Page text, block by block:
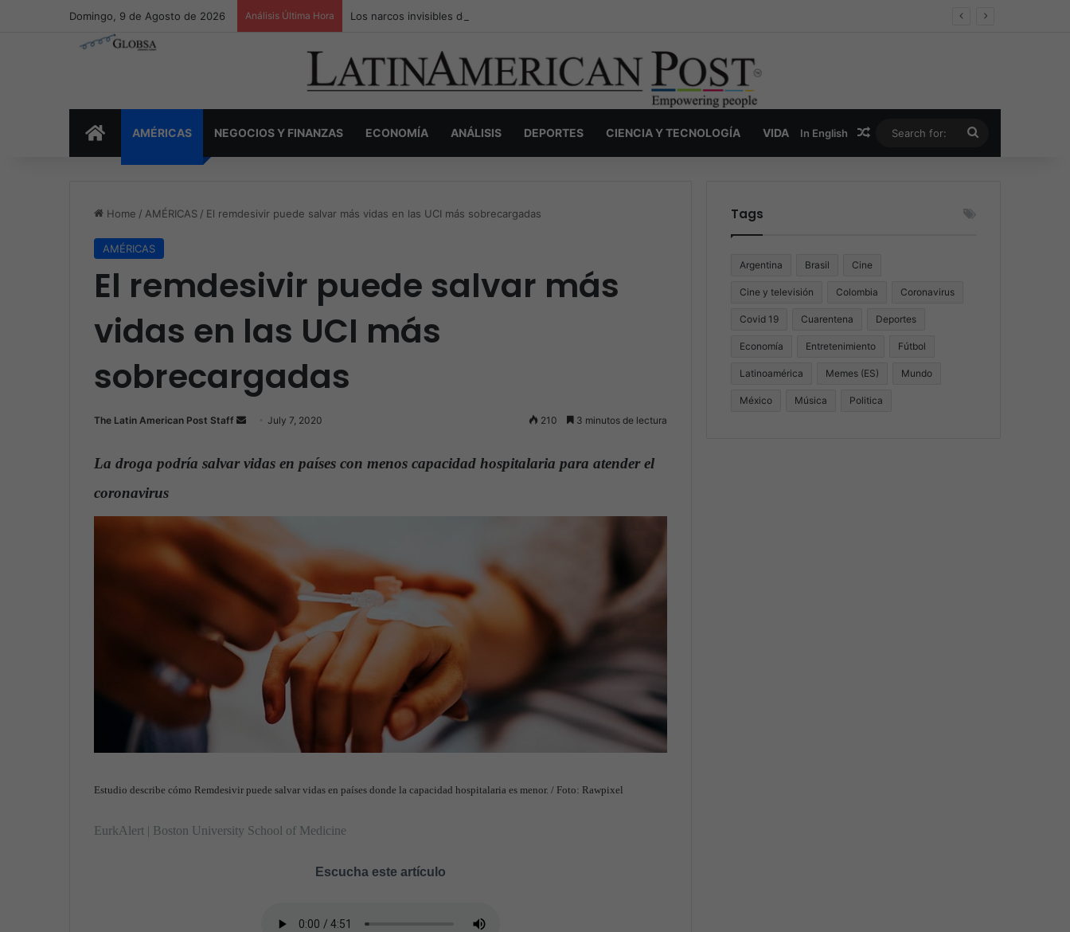
Domingo, 9 de Agosto de 2026 Análisis Última Hora Los narcos invisibles de Colombia: la guerra secreta por la verdad, el poder y la nueva economía de la droga
INICIOAMÉRICAS NEGOCIOS Y FINANZAS ECONOMÍA ANÁLISIS DEPORTES CIENCIA Y TECNOLOGÍA VIDA In English Random Article
for:
Home / AMÉRICAS / El remdesivir puede salvar más vidas en las UCI más sobrecargadas
AMÉRICAS
El remdesivir puede salvar más
vidas en las UCI más
sobrecargadas
The Latin American Post Staff
n
n
m
July 7, 2020 210 3 minutos de lectura
La droga podría salvar vidas en países con menos capacidad hospitalaria para atender el
coronavirus
Estudio describe cómo Remdesivir puede salvar vidas en países donde la capacidad hospitalaria es menor. / Foto: Rawpixel
EurkAlert | Boston University School of Medicine
Escucha este artículo
Tags
Argentina Brasil Cine
Cine y televisión Colombia Coronavirus
Covid 19 Cuarentena Deportes
Economía Entretenimiento Fútbol
Latinoamérica Memes (ES) Mundo
México Música Politica